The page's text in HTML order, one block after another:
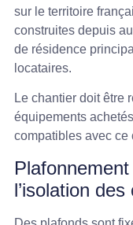
sur le territoire
construites depuis
de résidence
locataires.
Le chantier doit être
équipements
compatibles avec ce
l’isolation